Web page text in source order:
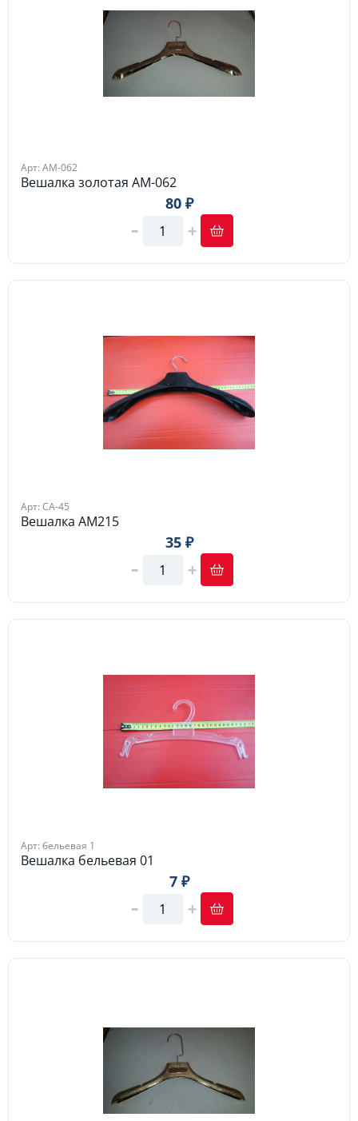
Арт: АМ-062
Вешалка золотая АМ-062
80 ₽
Арт: СА-45
Вешалка АМ215
35 ₽
Арт: бельевая 1
Вешалка бельевая 01
7 ₽